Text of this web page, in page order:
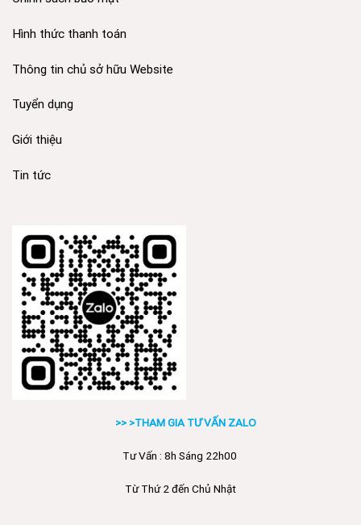
Hình thức thanh toán
Thông tin chủ sở hữu Website
Tuyển dụng
Giới thiệu
Tin tức
>> >THAM GIA TƯ VẤN ZALO
Tư Vấn : 8h Sáng 22h00
Từ Thứ 2 đến Chủ Nhật